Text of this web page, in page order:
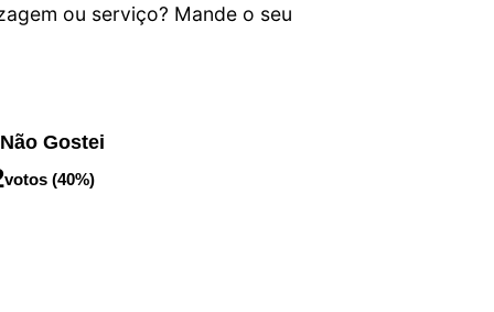
ou serviço? Mande o seu
Não Gostei
votos (40%)